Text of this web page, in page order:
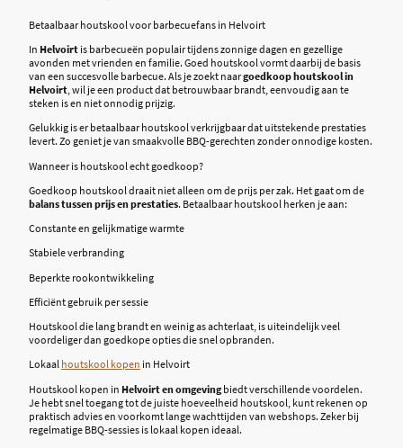
Betaalbaar houtskool voor barbecuefans in Helvoirt
In Helvoirt is barbecueën populair tijdens zonnige dagen en gezellige
avonden met vrienden en familie. Goed houtskool vormt daarbij de basis
van een succesvolle barbecue. Als je zoekt naargoedkoop houtskool in
Helvoirt, wil je een product dat betrouwbaar brandt, eenvoudig aan te
steken is en niet onnodig prijzig.
Gelukkig is er betaalbaar houtskool verkrijgbaar dat uitstekende prestaties
levert. Zo geniet je van smaakvolle BBQ-gerechten zonder onnodige kosten.
Wanneer is houtskool echt goedkoop?
Goedkoop houtskool draait niet alleen om de prijs per zak. Het gaat om de
balans tussen prijs en prestaties. Betaalbaar houtskool herken je aan:
Constante en gelijkmatige warmte
Stabiele verbranding
Beperkte rookontwikkeling
Efficiënt gebruik per sessie
Houtskool die lang brandt en weinig as achterlaat, is uiteindelijk veel
voordeliger dan goedkope opties die snel opbranden.
Lokaal houtskool kopen in Helvoirt
Houtskool kopen in Helvoirt en omgevingbiedt verschillende voordelen.
Je hebt snel toegang tot de juiste hoeveelheid houtskool, kunt rekenen op
praktisch advies en voorkomt lange wachttijden van webshops. Zeker bij
regelmatige BBQ-sessies is lokaal kopen ideaal.